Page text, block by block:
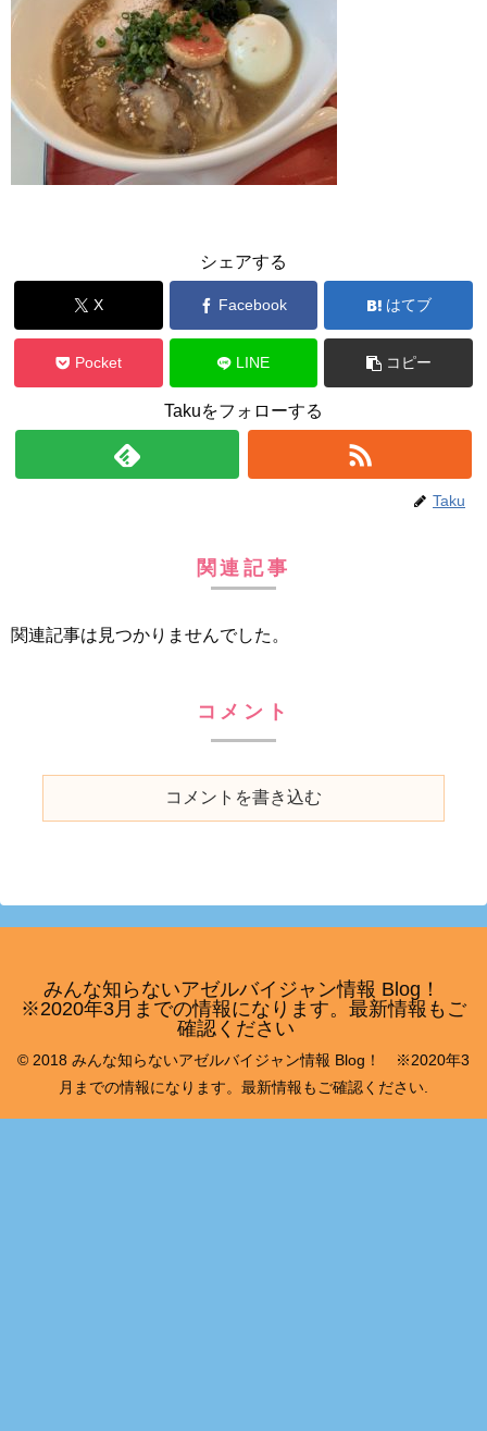
シェアする
X Facebook はてブ
Pocket LINE コピー
Takuをフォローする
Taku
関連記事
関連記事は見つかりませんでした。
コメント
コメントを書き込む
みんな知らないアゼルバイジャン情報 Blog！
※2020年3月までの情報になります。最新情報もご
確認ください
© 2018 みんな知らないアゼルバイジャン情報 Blog！ ※2020年3
月までの情報になります。最新情報もご確認ください.